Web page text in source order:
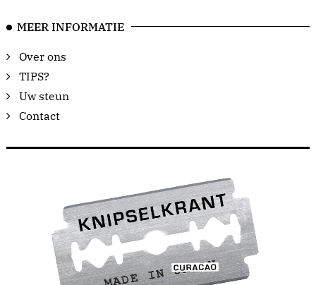
MEER INFORMATIE
Over ons
TIPS?
Uw steun
Contact